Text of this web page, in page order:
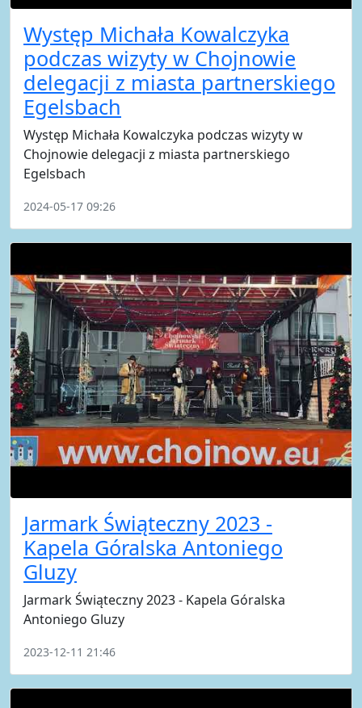
Występ Michała Kowalczyka
podczas wizyty w Chojnowie
delegacji z miasta partnerskiego
Egelsbach
Występ Michała Kowalczyka podczas wizyty w
Chojnowie delegacji z miasta partnerskiego
Egelsbach
2024-05-17 09:26
Jarmark Świąteczny 2023 -
Kapela Góralska Antoniego
Gluzy
Jarmark Świąteczny 2023 - Kapela Góralska
Antoniego Gluzy
2023-12-11 21:46